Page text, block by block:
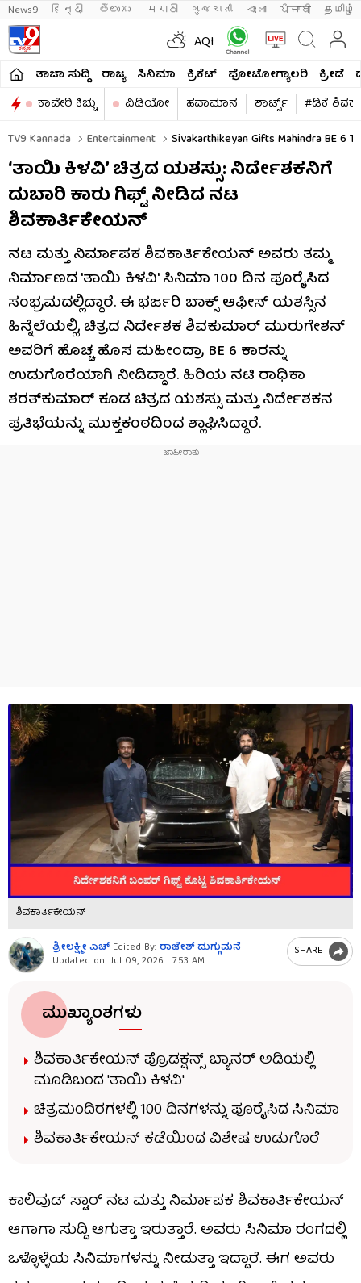
News9 हिन्दी తెలుగు मराठी ગુજરાતી বাংলা ਪੰਜਾਬੀ தமிழ்
AQI
ತಾಜಾ ಸುದ್ದಿ ರಾಜ್ಯ ಸಿನಿಮಾ ಕ್ರಿಕೆಟ್​ ಫೋಟೋಗ್ಯಾಲರಿ ಕ್ರೀಡೆ
ಕಾವೇರಿ ಕಿಚ್ಚು
ವಿಡಿಯೋ ಹವಾಮಾನ ಶಾರ್ಟ್ಸ್​
#ಡಿಕೆ
TV9 Kannada
Entertainment Sivakarthikeyan Gifts Mahindra BE 6
‘ತಾಯಿ ಕಿಳವಿ’ ಚಿತ್ರದ ಯಶಸ್ಸು: ನಿರ್ದೇಶಕನಿಗೆ
ದುಬಾರಿ ಕಾರು ಗಿಫ್ಟ್ ನೀಡಿದ ನಟ
ಶಿವಕಾರ್ತಿಕೇಯನ್
ನಟ ಮತ್ತು ನಿರ್ಮಾಪಕ ಶಿವಕಾರ್ತಿಕೇಯನ್ ಅವರು ತಮ್ಮ
ನಿರ್ಮಾಣದ 'ತಾಯಿ ಕಿಳವಿ' ಸಿನಿಮಾ 100 ದಿನ ಪೂರೈಸಿದ
ಸಂಭ್ರಮದಲ್ಲಿದ್ದಾರೆ. ಈ ಭರ್ಜರಿ ಬಾಕ್ಸ್ ಆಫೀಸ್ ಯಶಸ್ಸಿನ
ಹಿನ್ನೆಲೆಯಲ್ಲಿ, ಚಿತ್ರದ ನಿರ್ದೇಶಕ ಶಿವಕುಮಾರ್ ಮುರುಗೇಶನ್
ಅವರಿಗೆ ಹೊಚ್ಚ ಹೊಸ ಮಹೀಂದ್ರಾ BE 6 ಕಾರನ್ನು
ಉಡುಗೊರೆಯಾಗಿ ನೀಡಿದ್ದಾರೆ. ಹಿರಿಯ ನಟಿ ರಾಧಿಕಾ
ಶರತ್‌ಕುಮಾರ್ ಕೂಡ ಚಿತ್ರದ ಯಶಸ್ಸು ಮತ್ತು ನಿರ್ದೇಶಕನ
ಪ್ರತಿಭೆಯನ್ನು ಮುಕ್ತಕಂಠದಿಂದ ಶ್ಲಾಘಿಸಿದ್ದಾರೆ.
ಶಿವಕಾರ್ತಿಕೇಯನ್
ಶ್ರೀಲಕ್ಷ್ಮೀ ಎಚ್ Edited By: ರಾಜೇಶ್ ದುಗ್ಗುಮನೆ
Updated on: Jul 09, 2026 | 7:53 AM
SHARE
ಮುಖ್ಯಾಂಶಗಳು
ಶಿವಕಾರ್ತಿಕೇಯನ್ ಪ್ರೊಡಕ್ಷನ್ಸ್ ಬ್ಯಾನರ್ ಅಡಿಯಲ್ಲಿ
ಮೂಡಿಬಂದ 'ತಾಯಿ ಕಿಳವಿ'
ಚಿತ್ರಮಂದಿರಗಳಲ್ಲಿ 100 ದಿನಗಳನ್ನು ಪೂರೈಸಿದ ಸಿನಿಮಾ
ಶಿವಕಾರ್ತಿಕೇಯನ್ ಕಡೆಯಿಂದ ವಿಶೇಷ ಉಡುಗೊರೆ
ಕಾಲಿವುಡ್ ಸ್ಟಾರ್ ನಟ ಮತ್ತು ನಿರ್ಮಾಪಕ ಶಿವಕಾರ್ತಿಕೇಯನ್
ಆಗಾಗಾ ಸುದ್ದಿ ಆಗುತ್ತಾ ಇರುತ್ತಾರೆ. ಅವರು ಸಿನಿಮಾ ರಂಗದಲ್ಲಿ
ಒಳ್ಳೊಳ್ಳೆಯ ಸಿನಿಮಾಗಳನ್ನು ನೀಡುತ್ತಾ ಇದ್ದಾರೆ. ಈಗ ಅವರು